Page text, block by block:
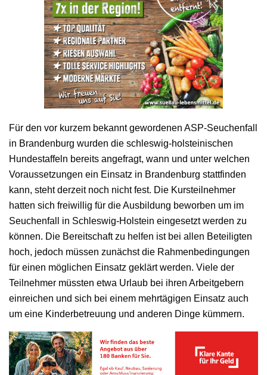
Für den vor kurzem bekannt gewordenen ASP-Seuchenfall
in Brandenburg wurden die schleswig-holsteinischen
Hundestaffeln bereits angefragt, wann und unter welchen
Voraussetzungen ein Einsatz in Brandenburg stattfinden
kann, steht derzeit noch nicht fest. Die Kursteilnehmer
hatten sich freiwillig für die Ausbildung beworben um im
Seuchenfall in Schleswig-Holstein eingesetzt werden zu
können. Die Bereitschaft zu helfen ist bei allen Beteiligten
hoch, jedoch müssen zunächst die Rahmenbedingungen
für einen möglichen Einsatz geklärt werden. Viele der
Teilnehmer müssten etwa Urlaub bei ihren Arbeitgebern
einreichen und sich bei einem mehrtägigen Einsatz auch
um eine Kinderbetreuung und anderen Dinge kümmern.